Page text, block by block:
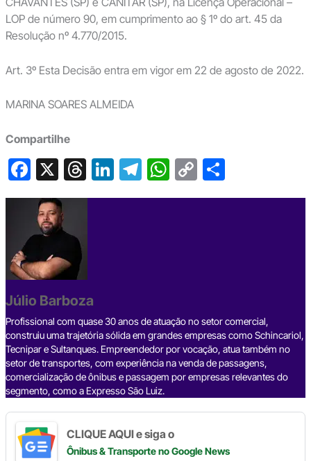
LOP de número 90, em cumprimento ao § 1º do art. 45 da
Resolução nº 4.770/2015.
Art. 3º Esta Decisão entra em vigor em 22 de agosto de 2022.
MARINA SOARES ALMEIDA
Compartilhe
F
a
c
e
b
o
o
k
X T
hr
s
Li
n
T
el
W
h
C
o
S
h
Júlio Barboza
Profissional com quase 30 anos de atuação no setor comercial,
construiu uma trajetória sólida em grandes empresas como Schincariol,
Tecnipar e Sultanques. Empreendedor por vocação, atua também no
setor de transportes, com experiência na venda de passagens,
comercialização de ônibus e passagem por empresas relevantes do
segmento, como a Expresso São Luiz.
CLIQUE AQUI e siga o
Ônibus & Transporteno Google News